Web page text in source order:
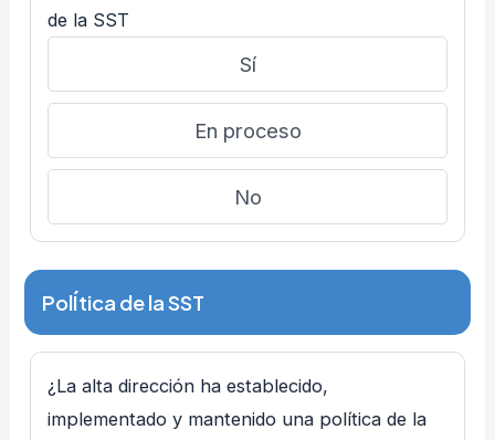
de la SST
Sí
En proceso
No
PolÍtica de la SST
¿La alta dirección ha establecido,
implementado y mantenido una política de la